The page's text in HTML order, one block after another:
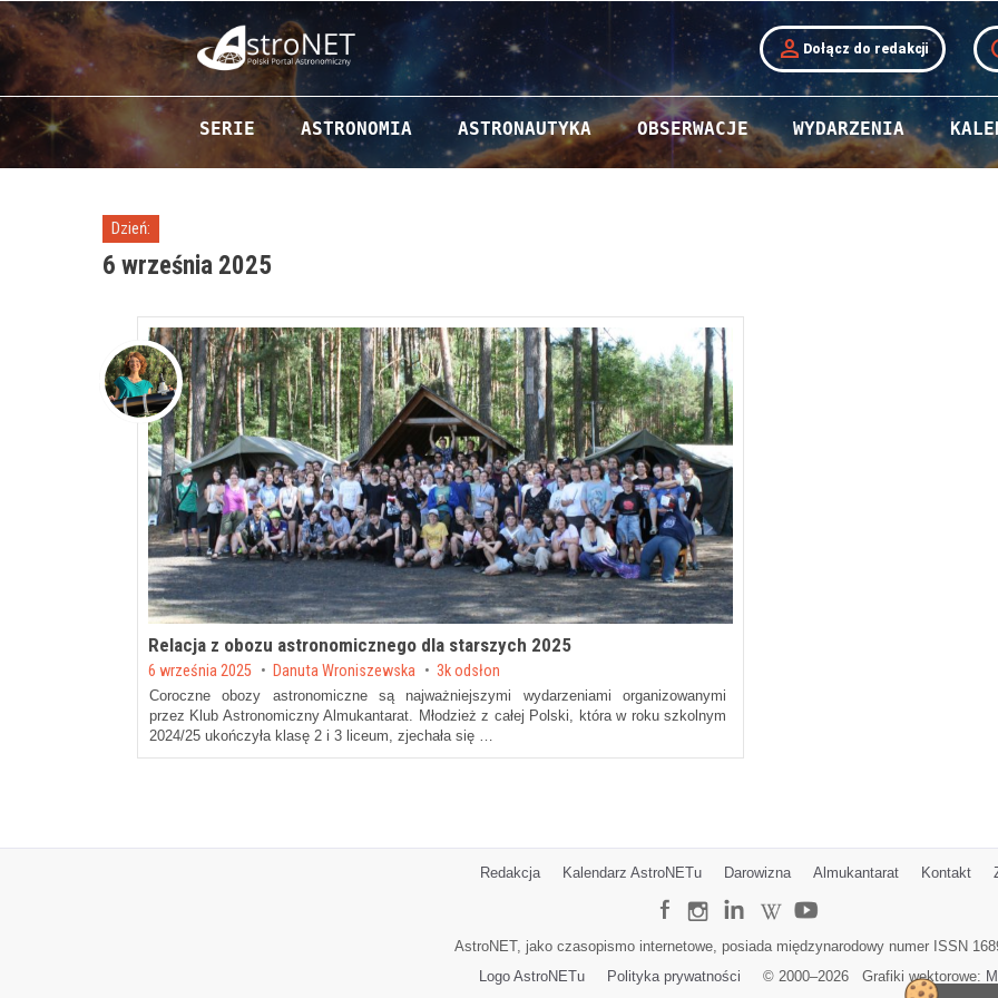
person Dołącz do redakcji
Przejdź do zawartości
SERIE ASTRONOMIA ASTRONAUTYKA OBSERWACJE WYDARZENIA
Dzień:
6 września 2025
Relacja z obozu astronomicznego dla starszych 2025
Posted on
6 września 2025 by Danuta Wroniszewska 3k odsłon
Coroczne obozy astronomiczne są najważniejszymi wydarzeniami organizowanymi
przez Klub Astronomiczny Almukantarat. Młodzież z całej Polski, która w roku szkolnym
2024/25 ukończyła klasę 2 i 3 liceum, zjechała się …
Redakcja Kalendarz AstroNETu Darowizna Almukantarat Kontakt
AstroNET, jako czasopismo internetowe, posiada międzynarodowy numer ISSN
Logo AstroNETu
Polityka prywatności © 2000–2026 Grafiki wektorowe: